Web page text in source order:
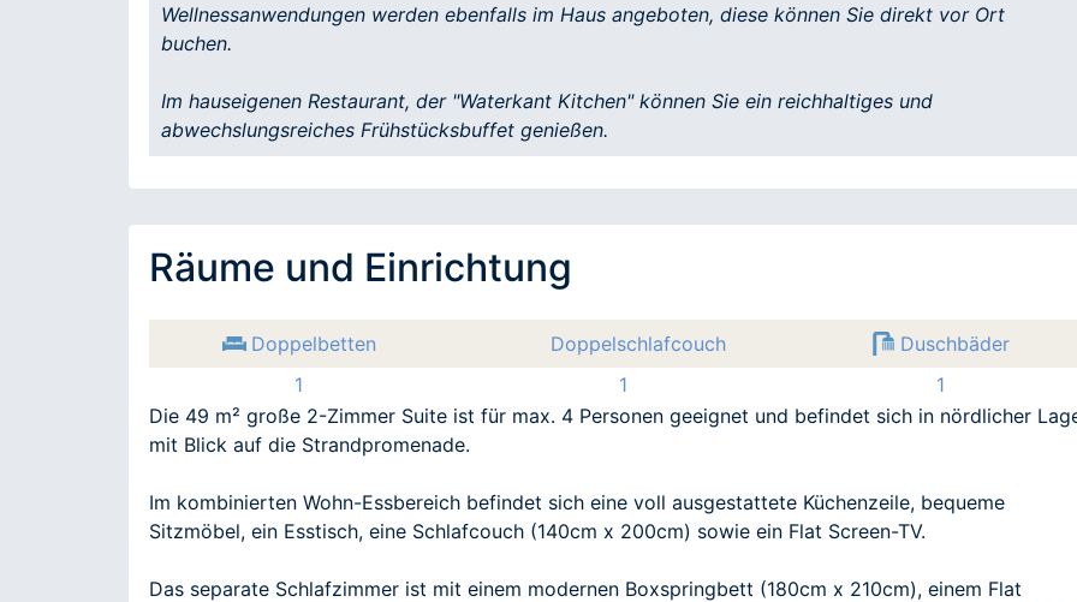
Wellnessanwendungen werden ebenfalls im Haus angeboten, diese können Sie direkt vor Ort
buchen.
Im hauseigenen Restaurant, der "Waterkant Kitchen" können Sie ein reichhaltiges und
abwechslungsreiches Frühstücksbuffet genießen.
Räume und Einrichtung
Doppelbetten
1
Doppelschlafcouch
1
Duschbäder
1
Die 49 m² große 2-Zimmer Suite ist für max. 4 Personen geeignet und befindet sich in nördlicher
mit Blick auf die Strandpromenade.
Im kombinierten Wohn-Essbereich befindet sich eine voll ausgestattete Küchenzeile, bequeme
Sitzmöbel, ein Esstisch, eine Schlafcouch (140cm x 200cm) sowie ein Flat Screen-TV.
Das separate Schlafzimmer ist mit einem modernen Boxspringbett (180cm x 210cm), einem Flat